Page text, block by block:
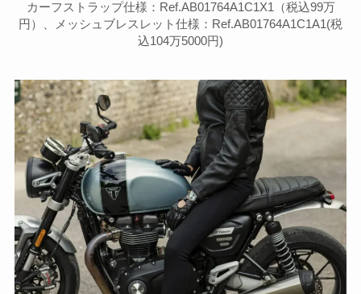
カーフストラップ仕様：Ref.AB01764A1C1X1（税込99万
円）、メッシュブレスレット仕様：Ref.AB01764A1C1A1(税
込104万5000円)